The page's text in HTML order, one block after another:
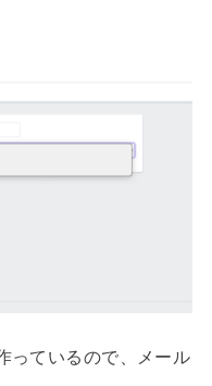
っているので、メール